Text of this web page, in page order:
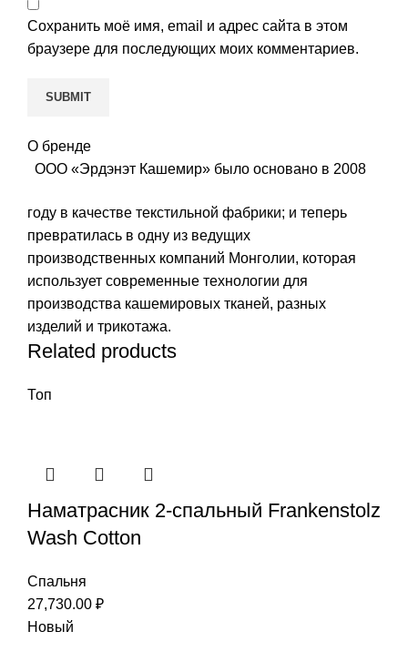
Сохранить моё имя, email и адрес сайта в этом
браузере для последующих моих комментариев.
О бренде
ООО «Эрдэнэт Кашемир» было основано в 2008
году в качестве текстильной фабрики; и теперь
превратилась в одну из ведущих
производственных компаний Монголии, которая
использует современные технологии для
производства кашемировых тканей, разных
изделий и трикотажа.
Related products
Топ
Наматрасник 2-спальный Frankenstolz
Wash Cotton
Спальня
27,730.00 ₽
Новый